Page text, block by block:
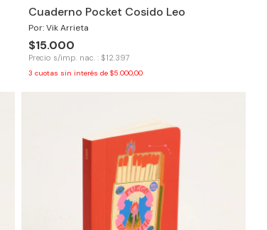
Cuaderno Pocket Cosido Leo
Por: Vik Arrieta
$15.000
Precio s/imp. nac. : $12.397
3 cuotas sin interés de$5.000,00